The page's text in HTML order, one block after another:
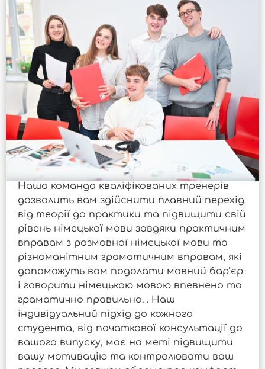
Наша команда кваліфікованих тренерів
дозволить вам здійснити плавний перехід
від теорії до практики та підвищити свій
рівень німецької мови завдяки практичним
вправам з розмовної німецької мови та
різноманітним граматичним вправам, які
допоможуть вам подолати мовний бар’єр
і говорити німецькою мовою впевнено та
граматично правильно. . Наш
індивідуальний підхід до кожного
студента, від початкової консультації до
вашого випуску, має на меті підвищити
вашу мотивацію та контролювати ваш